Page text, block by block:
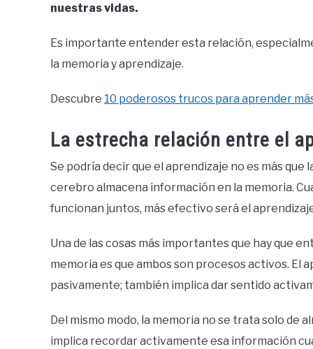
nuestras vidas.
Es importante entender esta relación,
la memoria y aprendizaje.
Descubre 10 poderosos trucos para aprender
La estrecha relación entre el
Se podría decir que el aprendizaje no es más
cerebro almacena información en la memoria.
funcionan juntos, más efectivo será el
Una de las cosas más importantes que hay que
memoria es que ambos son procesos activos.
pasivamente; también implica dar sentido
Del mismo modo, la memoria no se trata solo de
implica recordar activamente esa información